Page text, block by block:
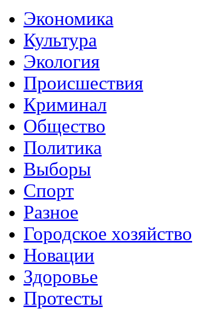
Экономика
Культура
Экология
Происшествия
Криминал
Общество
Политика
Выборы
Спорт
Разное
Городское хозяйство
Новации
Здоровье
Протесты